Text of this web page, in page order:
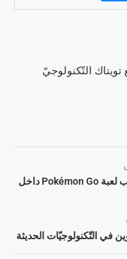
التّكنولوجيّ
رصد رئيسة الوزراء النّرويجيّة و هي بصدد لعب لعبة Pokémon Go داخل